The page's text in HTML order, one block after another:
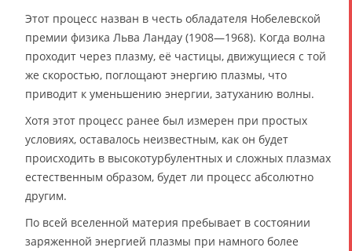
Этот процесс назван в честь обладателя Нобелевской
премии физика Льва Ландау (1908—1968). Когда волна
проходит через плазму, её частицы, движущиеся с той
же скоростью, поглощают энергию плазмы, что
приводит к уменьшению энергии, затуханию волны.
Хотя этот процесс ранее был измерен при простых
условиях, оставалось неизвестным, как он будет
происходить в высокотурбулентных и сложных плазмах
естественным образом, будет ли процесс абсолютно
другим.
По всей вселенной материя пребывает в состоянии
заряженной энергией плазмы при намного более